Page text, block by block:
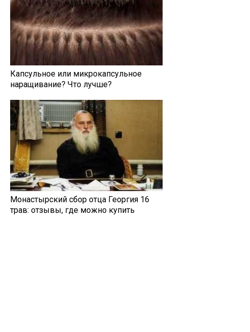
Капсульное или микрокапсульное
наращивание? Что лучше?
Монастырский сбор отца Георгия 16
трав: отзывы, где можно купить